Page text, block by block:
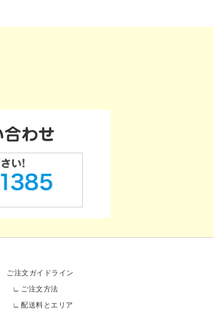
ご注文ガイドライン
ご注文方法
配送料とエリア